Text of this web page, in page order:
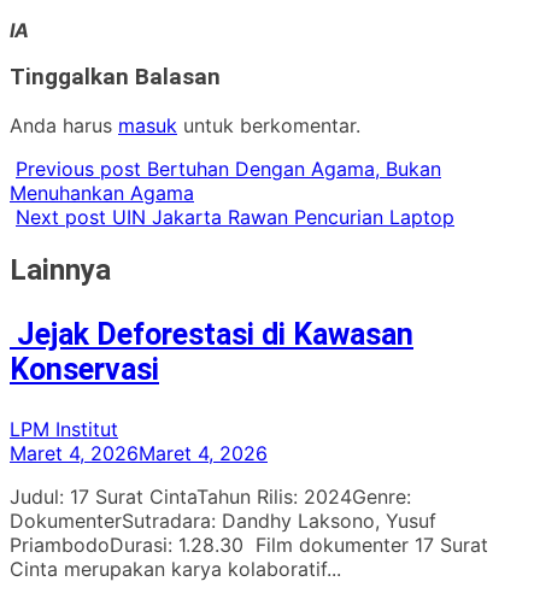
IA
Tinggalkan Balasan
Anda harus masuk untuk berkomentar.
Previous post Bertuhan Dengan Agama, Bukan
Menuhankan Agama
Next post UIN Jakarta Rawan Pencurian Laptop
Lainnya
Jejak Deforestasi di Kawasan
Konservasi
LPM Institut
Maret 4, 2026Maret 4, 2026
Judul: 17 Surat CintaTahun Rilis: 2024Genre:
DokumenterSutradara: Dandhy Laksono, Yusuf
PriambodoDurasi: 1.28.30 Film dokumenter 17 Surat
Cinta merupakan karya kolaboratif...